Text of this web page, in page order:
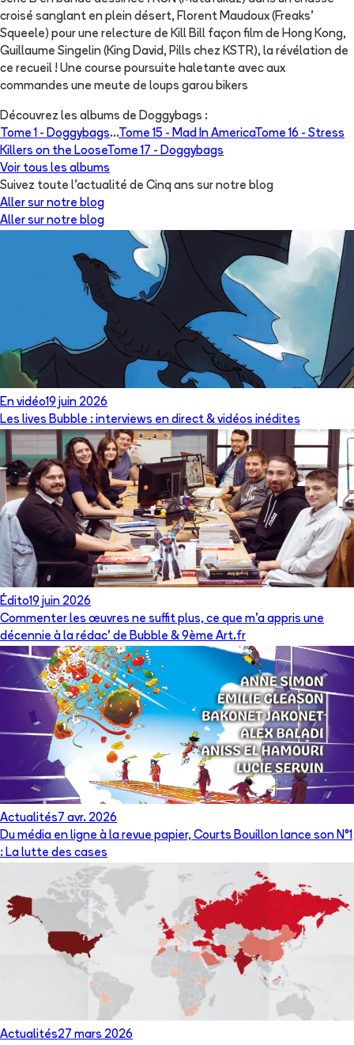
croisé sanglant en plein désert, Florent Maudoux (Freaks'
Squeele) pour une relecture de Kill Bill façon film de Hong Kong,
Guillaume Singelin (King David, Pills chez KSTR), la révélation de
ce recueil ! Une course poursuite haletante avec aux
commandes une meute de loups garou bikers
Découvrez les albums de Doggybags :
Tome 1 - Doggybags...Tome 15 - Mad In AmericaTome 16 - Stress
Killers on the LooseTome 17 - Doggybags
Voir tous les albums
Suivez toute l'actualité de Cinq ans sur notre blog
Aller sur notre blog
Aller sur notre blog
En vidéo19 juin 2026
Les lives Bubble : interviews en direct & vidéos inédites
Édito19 juin 2026
Commenter les œuvres ne suffit plus, ce que m’a appris une
décennie à la rédac’ de Bubble & 9ème Art.fr
Actualités 7 avr. 2026
Du média en ligne à la revue papier, Courts Bouillon lance son N°1
: La lutte des cases
Actualités27 mars 2026